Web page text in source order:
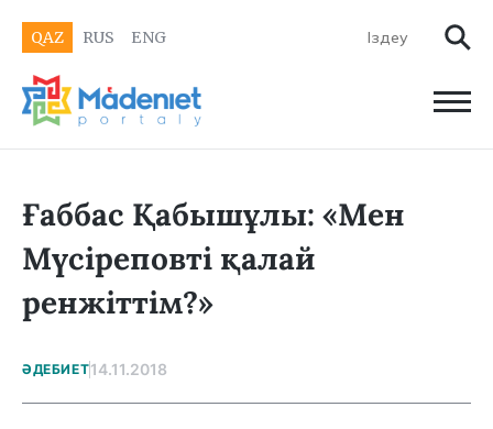
QAZ RUS ENG
Ғаббас Қабышұлы: «Мен
Мүсіреповті қалай
ренжіттім?»
ӘДЕБИЕТ14.11.2018